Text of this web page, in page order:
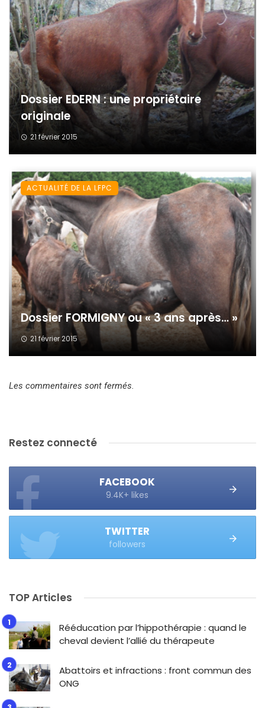
Dossier EDERN : une propriétaire
originale
21 février 2015
Dossier FORMIGNY ou « 3 ans après… »
21 février 2015
ACTUALITÉ DE LA LFPC
Les commentaires sont fermés.
Restez connecté
FACEBOOK
9.4K+ likes
TWITTER
followers
TOP Articles
Rééducation par l’hippothérapie : quand le
cheval devient l’allié du thérapeute
Abattoirs et infractions : front commun des
ONG